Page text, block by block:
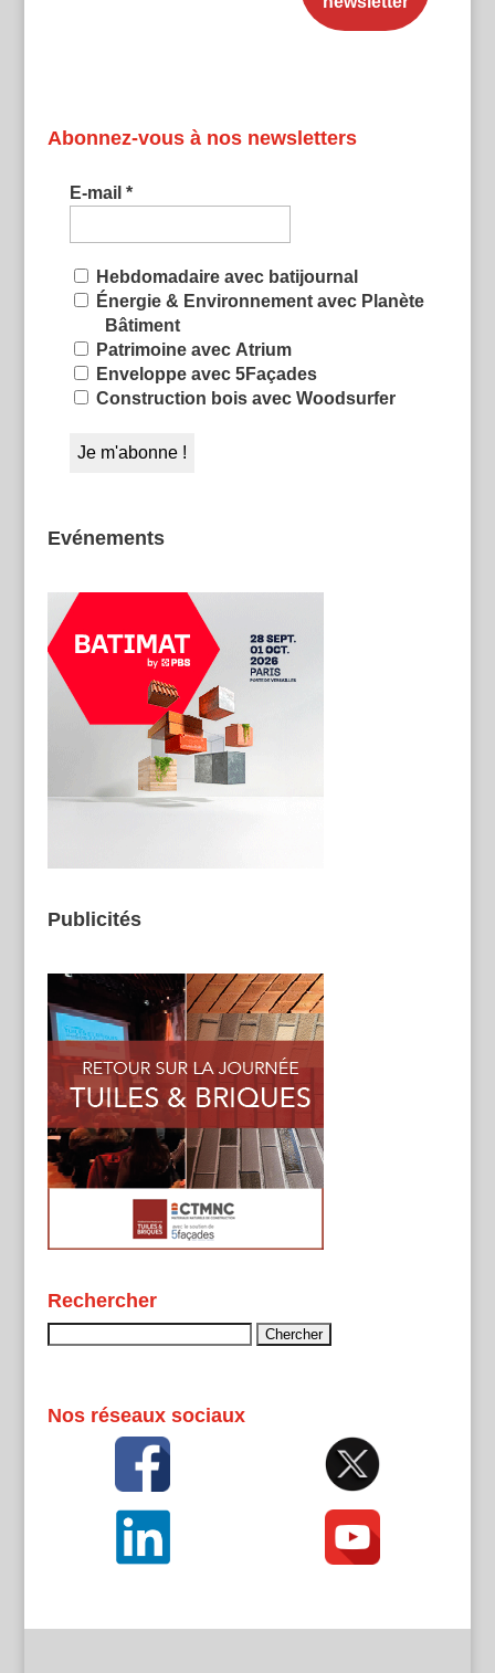
Abonnez-vous à nos newsletters
E-mail *
Hebdomadaire avec batijournal
Énergie & Environnement avec Planète
Bâtiment
Patrimoine avec Atrium
Enveloppe avec 5Façades
Construction bois avec Woodsurfer
Evénements
Publicités
Rechercher
Nos réseaux sociaux